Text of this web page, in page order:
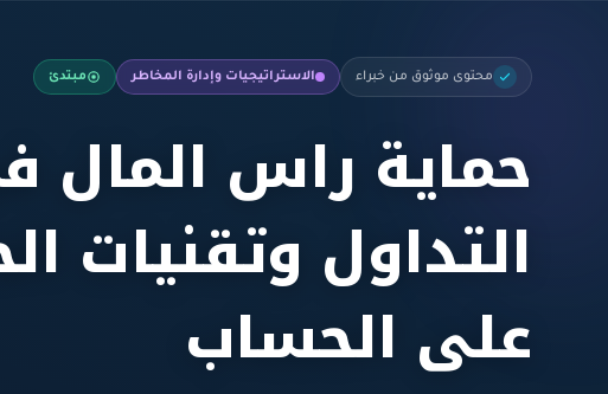
محتوى موثوق من خبراء الاستراتيجيات وإدارة المخاطر مبتدئ
حماية راس المال
التداول وتقنيات
على الحساب